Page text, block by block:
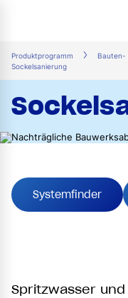
Produktprogramm Bauten-
Sockelsanierung
Systemfinder
Spritzwasser